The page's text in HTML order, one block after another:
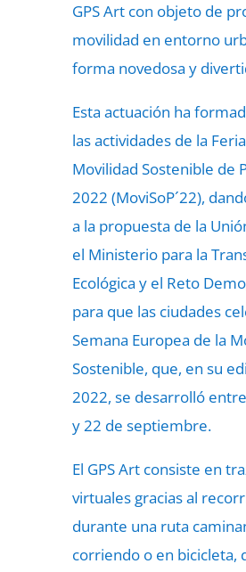
GPS Art con objeto de
movilidad en entorno
forma novedosa y
Esta actuación ha
las actividades de la
Movilidad Sostenible de
2022 (MoviSoP´22),
a la propuesta de la
el Ministerio para la
Ecológica y el Reto
para que las ciudades
Semana Europea de la
Sostenible, que, en su
2022, se desarrolló
y 22 de septiembre.
El GPS Art consiste en
virtuales gracias al
durante una ruta
corriendo o en bicicleta,